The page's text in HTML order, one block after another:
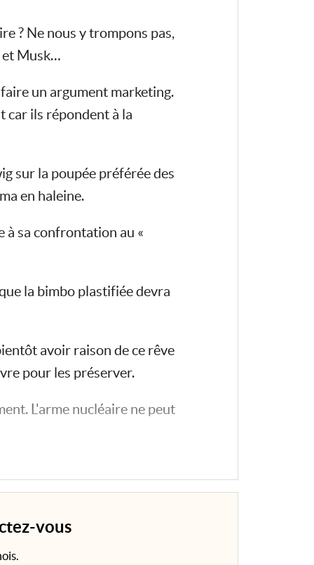
? Ne nous y trompons pas,
et Musk…
un argument marketing.
car ils répondent à la
sur la poupée préférée des
en haleine.
à sa confrontation au «
la bimbo plastifiée devra
avoir raison de ce rêve
pour les préserver.
L'arme nucléaire ne peut
vous